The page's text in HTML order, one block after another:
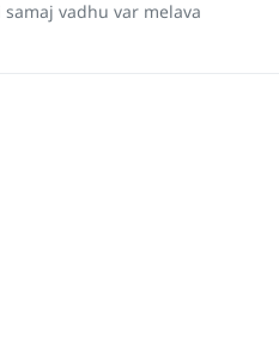
samaj vadhu var melava